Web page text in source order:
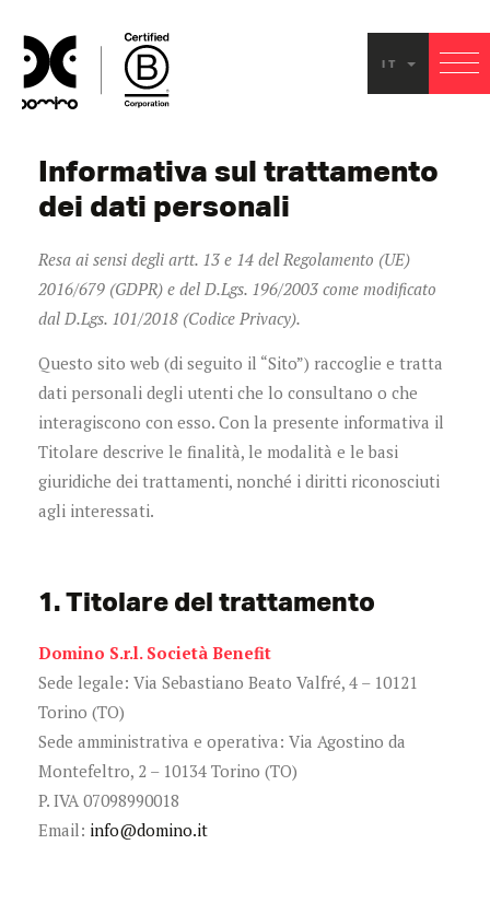
IT
Informativa sul trattamento
dei dati personali
Resa ai sensi degli artt. 13 e 14 del Regolamento (UE)
2016/679 (GDPR) e del D.Lgs. 196/2003 come modificato
dal D.Lgs. 101/2018 (Codice Privacy).
Questo sito web (di seguito il “Sito”) raccoglie e tratta
dati personali degli utenti che lo consultano o che
interagiscono con esso. Con la presente informativa il
Titolare descrive le finalità, le modalità e le basi
giuridiche dei trattamenti, nonché i diritti riconosciuti
agli interessati.
1. Titolare del trattamento
Domino S.r.l. Società Benefit
Sede legale: Via Sebastiano Beato Valfré, 4 – 10121
Torino (TO)
Sede amministrativa e operativa: Via Agostino da
Montefeltro, 2 – 10134 Torino (TO)
P. IVA 07098990018
Email: info@domino.it